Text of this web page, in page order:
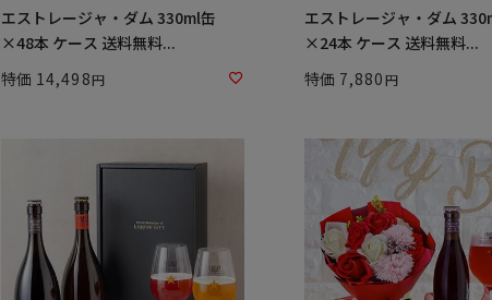
エストレージャ・ダム 330ml缶
×48本 ケース 送料無料...
特価 14,498
エストレージャ・ダム
×24本 ケース 送料無料...
特価 7,880